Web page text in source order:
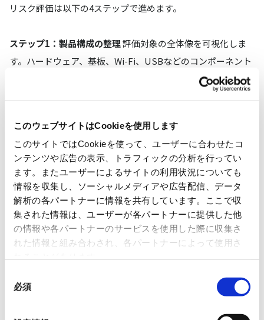
このウェブサイトはCookieを使用します
このサイトではCookieを使って、ユーザーに合わせたコ
ンテンツや広告の表示、トラフィックの分析を行ってい
ます。またユーザーによるサイトの利用状況についても
情報を収集し、ソーシャルメディアや広告配信、データ
解析の各パートナーに情報を共有しています。ここで収
集された情報は、ユーザーが各パートナーに提供した他
の情報や各パートナーのサービスを使用した際に収集さ
れた情報と組み合わされ、各パートナーによって使用さ
必須
リスク評価は以下の4ステップで進めます。
ステップ1：製品構成の整理評価対象の全体像を可視化しま
す。ハードウェア、基板、Wi-Fi、USBなどのコンポーネント
を洗い出し、外部とのインターフェース、接続されるネット
ワークやクラウドを図に加えます。その後、責任範囲（評価
報、製品機能など）を特定します。
実践ポイント：最初から完璧を求めず、進めなが
ら改善していく。
ステップ2：データフローの整理 構成図に外部から保護資産
へのアクセス手段を矢印で記述します。これが攻撃パスにな
通常運用時だけでなく、廃棄時